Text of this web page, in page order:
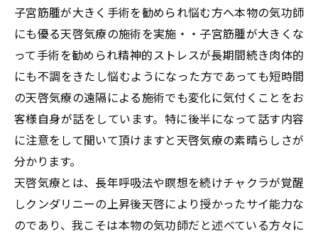
子宮筋腫が大きく手術を勧められ悩む方へ本物の気功師
にも優る天啓気療の施術を実施・・子宮筋腫が大きくな
って手術を勧められ精神的ストレスが長期間続き肉体的
にも不調をきたし悩むようになった方であっても短時間
の天啓気療の遠隔による施術でも変化に気付くことをお
客様自身が話をしています。特に後半になって話す内容
に注意をして聞いて頂けますと天啓気療の素晴らしさが
分かります。
天啓気療とは、長年呼吸法や瞑想を続けチャクラが覚醒
しクンダリニーの上昇後天啓により授かったサイ能力な
のであり、我こそは本物の気功師だと述べている方々に